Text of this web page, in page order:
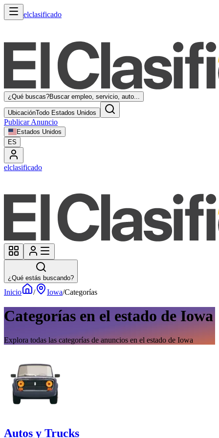
elclasificado
¿Qué buscas?Buscar empleo, servicio, auto...
UbicaciónTodo Estados Unidos
Publicar Anuncio
Estados Unidos
ES
elclasificado
¿Qué estás buscando?
Inicio / Iowa/Categorías
Categorías en el estado de Iowa
Explora todas las categorías de anuncios en el estado de Iowa
Autos y Trucks